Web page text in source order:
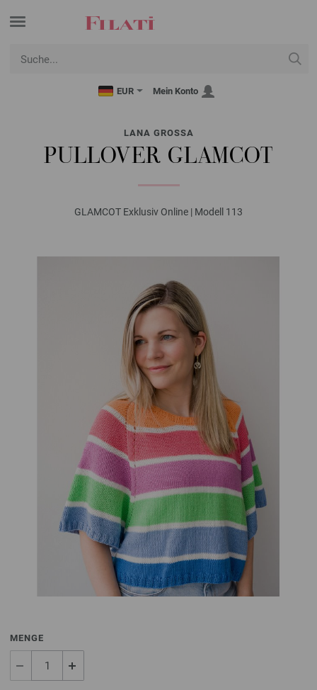
EUR Mein Konto
LANA GROSSA
PULLOVER GLAMCOT
GLAMCOT Exklusiv Online | Modell 113
MENGE